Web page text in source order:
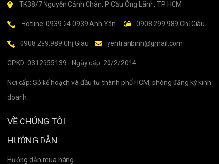
TK38/7 Nguyễn Cảnh Chân, P. Cầu Ông Lãnh, TP HCM
Hotline: 0939 24 0939 Anh Yên. 0908 299.989 Chị Giàu
0908 299.989 Chị Giàu yentranbinh@gmail.com
GPKD: 0312655139 - Ngày cấp: 20/2/2014
Nơi cấp: Sở kế hoạch và đầu tư thành phố HCM, phòng đăng ký kinh
doanh
VỀ CHÚNG TÔI
HƯỚNG DẪN
Hướng dẫn mua hàng